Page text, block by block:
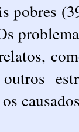
pobres